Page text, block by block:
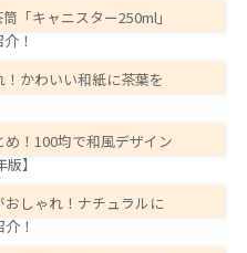
「キャニスター250ml」
！
かわいい和紙に茶葉を
！100均で和風デザイン
】
しゃれ！ナチュラルに
！